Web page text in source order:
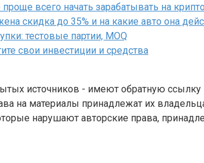
всего начать зарабатывать на
скидка до 35% и на какие авто она
тестовые партии, MOQ
свои инвестиции и средства
источников - имеют обратную
на материалы принадлежат их
нарушают авторские права,